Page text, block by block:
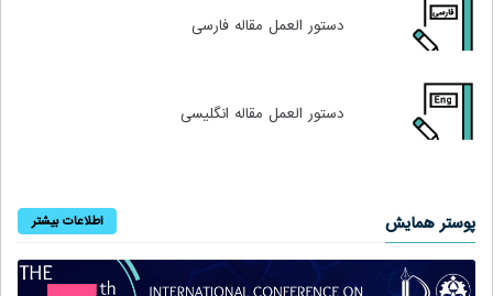
دستور العمل مقاله فارسی
دستور العمل مقاله انگلیسی
پوستر همایش اطلاعات بیشتر